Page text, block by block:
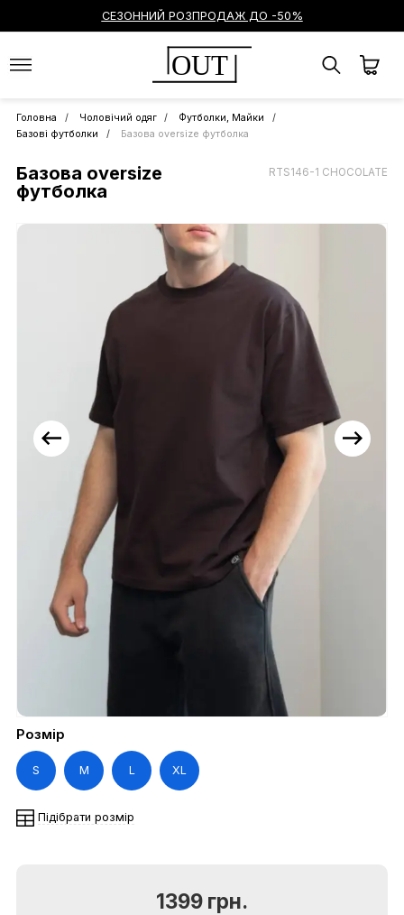
СЕЗОННИЙ РОЗПРОДАЖ ДО -50%
OUT
Головна Чоловічий одяг
Футболки, Майки
Базові футболки
Базова oversize футболка
Базова oversize
футболка
RTS146-1 CHOCOLATE
Розмір
S M L XL
Підібрати розмір
1399 грн.